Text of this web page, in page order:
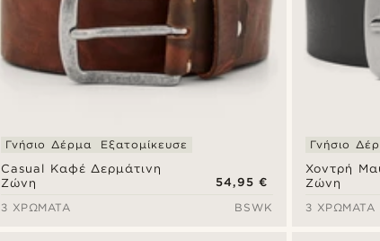
Casual Καφέ Δερμάτινη
Ζώνη
Γνήσιο Δέρμα Εξατομίκευσε
54,95 €
3 ΧΡΏΜΑΤΑ
BSWK
Χοντρή
Ζώνη
Γνήσιο
3 ΧΡΏΜΑΤΑ